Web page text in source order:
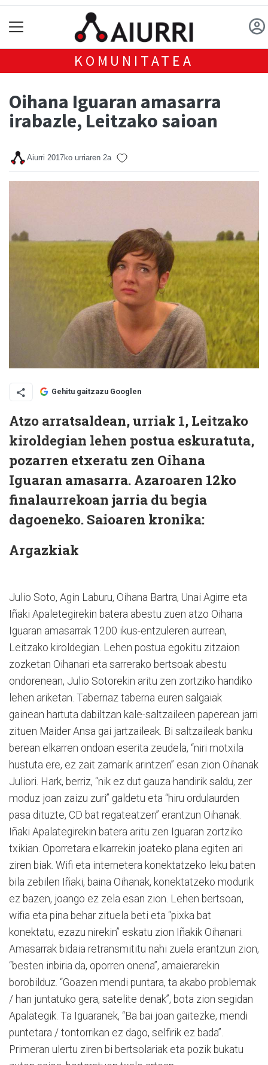
KOMUNITATEA
Oihana Iguaran amasarra
irabazle, Leitzako saioan
Aiurri 2017ko urriaren 2a
Gehitu gaitzazu Googlen
Atzo arratsaldean, urriak 1, Leitzako
kiroldegian lehen postua eskuratuta,
pozarren etxeratu zen Oihana
Iguaran amasarra. Azaroaren 12ko
finalaurrekoan jarria du begia
dagoeneko. Saioaren kronika:
Argazkiak
Julio Soto, Agin Laburu, Oihana Bartra, Unai Agirre eta
Iñaki Apaletegirekin batera abestu zuen atzo Oihana
Iguaran amasarrak 1200 ikus-entzuleren aurrean,
Leitzako kiroldegian. Lehen postua egokitu zitzaion
zozketan Oihanari eta sarrerako bertsoak abestu
ondorenean, Julio Sotorekin aritu zen zortziko handiko
lehen ariketan. Tabernaz taberna euren salgaiak
gainean hartuta dabiltzan kale-saltzaileen paperean jarri
zituen Maider Ansa gai jartzaileak. Bi saltzaileak banku
berean elkarren ondoan eserita zeudela, “niri motxila
hustuta ere, ez zait zamarik arintzen” esan zion Oihanak
Juliori. Hark, berriz, “nik ez dut gauza handirik saldu, zer
moduz joan zaizu zuri” galdetu eta “hiru ordulaurden
pasa dituzte, CD bat regateatzen” erantzun Oihanak.
Iñaki Apalategirekin batera aritu zen Iguaran zortziko
txikian. Oporretara elkarrekin joateko plana egiten ari
ziren biak. Wifi eta internetera konektatzeko leku baten
bila zebilen Iñaki, baina Oihanak, konektatzeko modurik
ez bazen, joango ez zela esan zion. Lehen bertsoan,
wifia eta pina behar zituela beti eta “pixka bat
konektatu, ezazu nirekin” eskatu zion Iñakik Oihanari.
Amasarrak bidaia retransmititu nahi zuela erantzun zion,
“besten inbiria da, oporren onena”, amaierarekin
borobilduz. “Goazen mendi puntara, ta akabo problemak
/ han juntatuko gera, satelite denak”, bota zion segidan
Apalategik. Ta Iguaranek, “Ba bai joan gaitezke, mendi
puntetara / tontorrikan ez dago, selfirik ez bada”.
Primeran ulertu ziren bi bertsolariak eta pozik bukatu